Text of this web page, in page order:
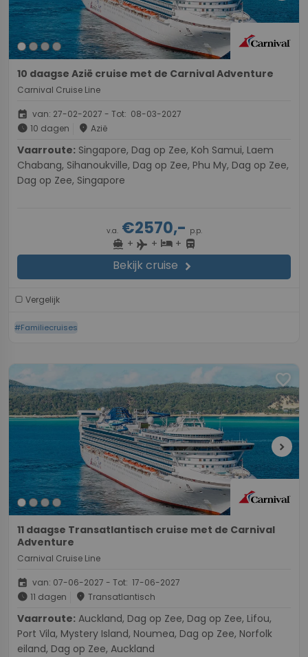
10 daagse Azië cruise met de Carnival Adventure
Carnival Cruise Line
event van: 27-02-2027 - Tot: 08-03-2027
schedule 10 dagen place Azië
Vaarroute:
Chabang, Sihanoukville, Dag op Zee, Phu My, Dag op Zee,
Dag op Zee, Singapore
v.a.€2570,- p.p.
directions_boat + flight + hotel+ directions_bus
Bekijk cruise chevron_right
Vergelijk
#Familiecruises
favorite
chevron_right
11 daagse Transatlantisch cruise met de Carnival
Adventure
Carnival Cruise Line
event van: 07-06-2027 - Tot: 17-06-2027
schedule 11 dagen place Transatlantisch
Vaarroute:
Port Vila, Mystery Island, Noumea, Dag op Zee, Norfolk
eiland, Dag op Zee, Auckland